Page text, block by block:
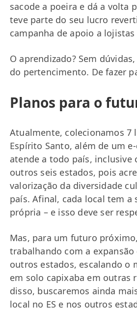
sacode a poeira e dá a volta
teve parte do seu lucro
campanha de apoio a lojistas
O aprendizado? Sem
do pertencimento. De fazer
Planos para o
Atualmente, colecionamos 7
Espírito Santo, além de um
atende a todo país, inclusive
outros seis estados, pois
valorização da diversidade
país. Afinal, cada local tem a
própria – e isso deve ser
Mas, para um futuro
trabalhando com a expansão
outros estados, escalando o
em solo capixaba em outras
disso, buscaremos ainda
local no ES e nos outros